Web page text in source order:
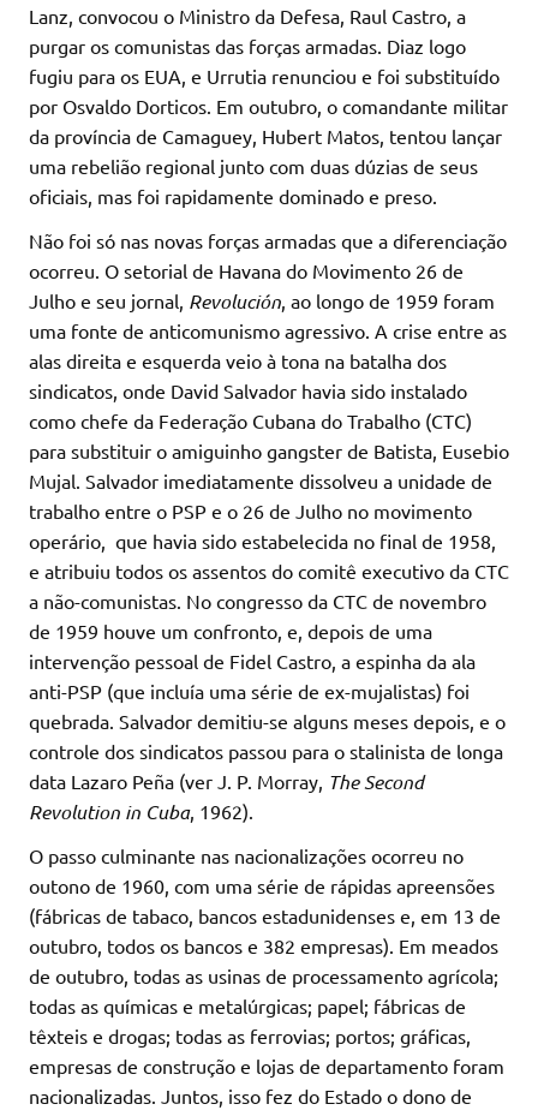
Lanz, convocou o Ministro da Defesa, Raul Castro, a
purgar os comunistas das forças armadas. Diaz logo
fugiu para os EUA, e Urrutia renunciou e foi substituído
por Osvaldo Dorticos. Em outubro, o comandante militar
da província de Camaguey, Hubert Matos, tentou lançar
uma rebelião regional junto com duas dúzias de seus
oficiais, mas foi rapidamente dominado e preso.
Não foi só nas novas forças armadas que a diferenciação
ocorreu. O setorial de Havana do Movimento 26 de
Julho e seu jornal, Revolución, ao longo de 1959 foram
uma fonte de anticomunismo agressivo. A crise entre as
alas direita e esquerda veio à tona na batalha dos
sindicatos, onde David Salvador havia sido instalado
como chefe da Federação Cubana do Trabalho (CTC)
para substituir o amiguinho gangster de Batista, Eusebio
Mujal. Salvador imediatamente dissolveu a unidade de
trabalho entre o PSP e o 26 de Julho no movimento
operário, que havia sido estabelecida no final de 1958,
e atribuiu todos os assentos do comitê executivo da CTC
a não-comunistas. No congresso da CTC de novembro
de 1959 houve um confronto, e, depois de uma
intervenção pessoal de Fidel Castro, a espinha da ala
anti-PSP (que incluía uma série de ex-mujalistas) foi
quebrada. Salvador demitiu-se alguns meses depois, e o
controle dos sindicatos passou para o stalinista de longa
data Lazaro Peña (ver J. P. Morray, The Second
Revolution in Cuba, 1962).
O passo culminante nas nacionalizações ocorreu no
outono de 1960, com uma série de rápidas apreensões
(fábricas de tabaco, bancos estadunidenses e, em 13 de
outubro, todos os bancos e 382 empresas). Em meados
de outubro, todas as usinas de processamento agrícola;
todas as químicas e metalúrgicas; papel; fábricas de
têxteis e drogas; todas as ferrovias; portos; gráficas,
empresas de construção e lojas de departamento foram
nacionalizadas. Juntos, isso fez do Estado o dono de